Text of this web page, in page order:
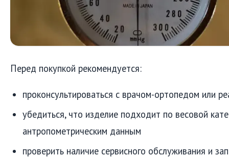
Перед покупкой рекомендуется:
проконсультироваться с врачом-ортопедом или
убедиться, что изделие подходит по весовой
антропометрическим данным
проверить наличие сервисного обслуживания и